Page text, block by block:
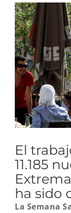
Ver
imagen
más
grande
El
11.185
ha sido
La Semana